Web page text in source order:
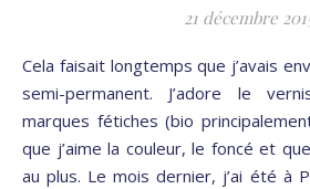
21 décembre
Cela faisait longtemps que j’avais envie de tester le vernis
semi-permanent. J’adore le
marques fétiches (bio
que j’aime la couleur, le foncé et
au plus. Le mois dernier, j’ai été à